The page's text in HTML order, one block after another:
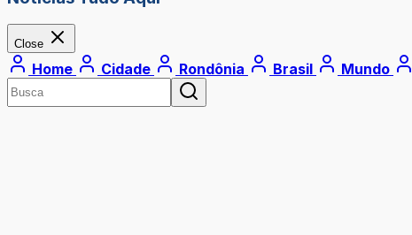
Close
Home Cidade Rondônia Brasil Mundo